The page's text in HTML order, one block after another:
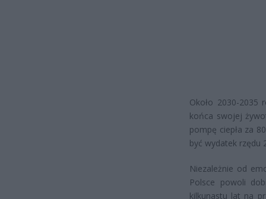
Około 2030-2035
końca swojej
pompę ciepła za
być wydatek rzędu
Niezależnie od
Polsce powoli
kilkunastu lat na